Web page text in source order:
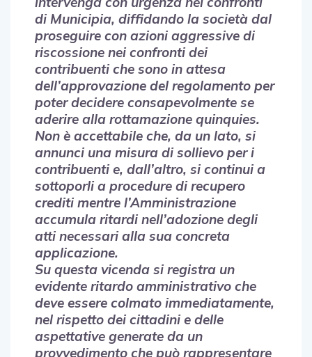
di Municipia, diffidando la società dal
proseguire con azioni aggressive di
riscossione nei confronti dei
contribuenti che sono in attesa
dell’approvazione del regolamento per
poter decidere consapevolmente se
aderire alla rottamazione quinquies.
Non è accettabile che, da un lato, si
annunci una misura di sollievo per i
contribuenti e, dall’altro, si continui a
sottoporli a procedure di recupero
crediti mentre l’Amministrazione
accumula ritardi nell’adozione degli
atti necessari alla sua concreta
applicazione.
Su questa vicenda si registra un
evidente ritardo amministrativo che
deve essere colmato immediatamente,
nel rispetto dei cittadini e delle
aspettative generate da un
provvedimento che può rappresentare